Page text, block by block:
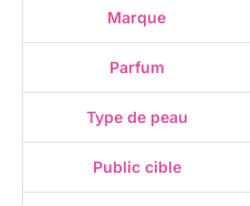
Marque
Parfum
Type de peau
Public cible